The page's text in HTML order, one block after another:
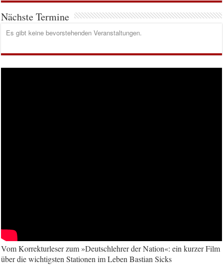
Nächste Termine
Es gibt keine bevorstehenden Veranstaltungen.
Vom Korrekturleser zum »Deutschlehrer der Nation«: ein kurzer Film
über die wichtigsten Stationen im Leben Bastian Sicks